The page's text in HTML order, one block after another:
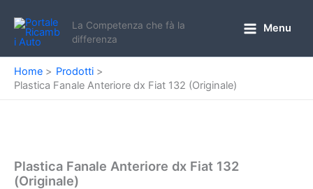
contenuto
La Competenza che fà la
differenza
Menu
Home
Prodotti
Plastica Fanale Anteriore dx Fiat 132 (Originale)
Plastica Fanale Anteriore dx Fiat 132
(Originale)